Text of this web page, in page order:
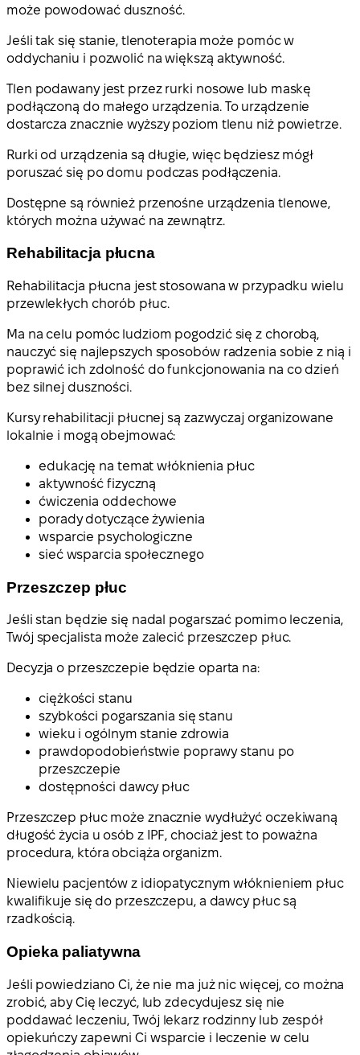
może powodować duszność.
Jeśli tak się stanie, tlenoterapia może pomóc w
oddychaniu i pozwolić na większą aktywność.
Tlen podawany jest przez rurki nosowe lub maskę
podłączoną do małego urządzenia. To urządzenie
dostarcza znacznie wyższy poziom tlenu niż powietrze.
Rurki od urządzenia są długie, więc będziesz mógł
poruszać się po domu podczas podłączenia.
Dostępne są również przenośne urządzenia tlenowe,
których można używać na zewnątrz.
Rehabilitacja płucna
Rehabilitacja płucna jest stosowana w przypadku wielu
przewlekłych chorób płuc.
Ma na celu pomóc ludziom pogodzić się z chorobą,
nauczyć się najlepszych sposobów radzenia sobie z nią i
poprawić ich zdolność do funkcjonowania na co dzień
bez silnej duszności.
Kursy rehabilitacji płucnej są zazwyczaj organizowane
lokalnie i mogą obejmować:
edukację na temat włóknienia płuc
aktywność fizyczną
ćwiczenia oddechowe
porady dotyczące żywienia
wsparcie psychologiczne
sieć wsparcia społecznego
Przeszczep płuc
Jeśli stan będzie się nadal pogarszać pomimo leczenia,
Twój specjalista może zalecić przeszczep płuc.
Decyzja o przeszczepie będzie oparta na:
ciężkości stanu
szybkości pogarszania się stanu
wieku i ogólnym stanie zdrowia
prawdopodobieństwie poprawy stanu po
przeszczepie
dostępności dawcy płuc
Przeszczep płuc może znacznie wydłużyć oczekiwaną
długość życia u osób z IPF, chociaż jest to poważna
procedura, która obciąża organizm.
Niewielu pacjentów z idiopatycznym włóknieniem płuc
kwalifikuje się do przeszczepu, a dawcy płuc są
rzadkością.
Opieka paliatywna
Jeśli powiedziano Ci, że nie ma już nic więcej, co można
zrobić, aby Cię leczyć, lub zdecydujesz się nie
poddawać leczeniu, Twój lekarz rodzinny lub zespół
opiekuńczy zapewni Ci wsparcie i leczenie w celu